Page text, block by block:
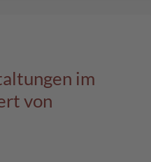
im
von